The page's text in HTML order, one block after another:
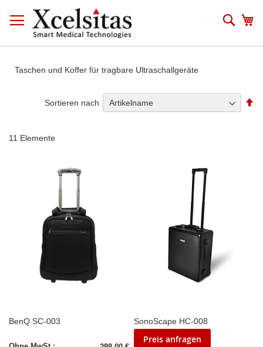
Inhalt
springen
Taschen und Koffer für tragbare Ultraschallgeräte
11 Elemente
Sortieren nach
BenQ SC-003 SonoScape HC-008
Preis anfragen